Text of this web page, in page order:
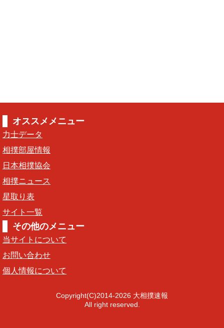
オススメメニュー
力士データ
相撲部屋情報
日本相撲協会
相撲ニュース
星取り表
サイト一覧
その他のメニュー
当サイトについて
お問い合わせ
個人情報について
Copyright(C)2014-2026 大相撲速報
All right reserved.